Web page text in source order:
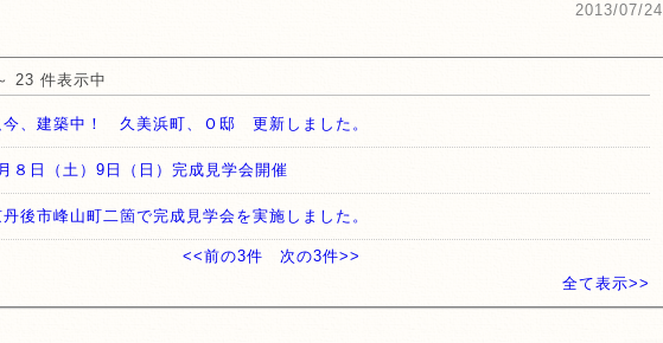
url?sa=t&url=https://www.replica-handbagss.com
url?sa=t&url=https://www.replica-handbagss.com
library/proxy?url=https://www.replica-handbagss.com
click-thru.html?url=https://www.replica-handbagss.com
2013/07/24
23 件表示中
今、建築中！ 久美浜町、Ｏ邸 更新しました。
８日（土）9日（日）完成見学会開催
丹後市峰山町二箇で完成見学会を実施しました。
<<前の3件
次の3件>>
全て表示>>